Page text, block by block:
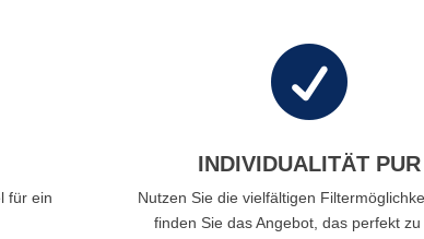
für ein

INDIVIDUALITÄT PUR
Nutzen Sie die vielfältigen
finden Sie das Angebot, das perfekt zu